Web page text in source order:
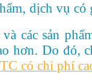
dịch vụ
các sản
hơn. Do
có chi phí